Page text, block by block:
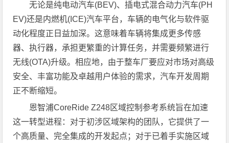
无论是纯电动汽车(BEV)、插电式混合动力汽车(PH
EV)还是内燃机(ICE)汽车平台，车辆的电气化与软件驱
动化程度正日益加深。这意味着车辆将集成更多传感
器、执行器，承担更繁重的计算任务，并需要频繁进行
无线(OTA)升级。相应地，由于整车厂要应对市场对高级
安全、丰富功能及卓越用户体验的需求，汽车开发周期
正不断缩短。
恩智浦CoreRide Z248区域控制参考系统旨在加速
这一转型进程：对于初涉区域架构的团队，它提供了一
个高质量、完全集成的开发起点；对于已着手实施区域